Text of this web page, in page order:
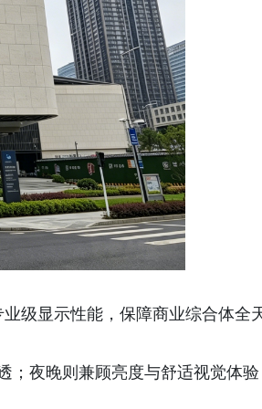
级显示性能，保障商业综合体全
；夜晚则兼顾亮度与舒适视觉体